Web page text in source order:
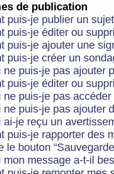
de publication
puis-je publier un
puis-je éditer ou
puis-je ajouter une
puis-je créer un
ne puis-je pas ajouter
puis-je éditer ou
ne puis-je pas
ne puis-je pas ajouter
ai-je reçu un
puis-je rapporter des
le bouton
mon message a-t-il